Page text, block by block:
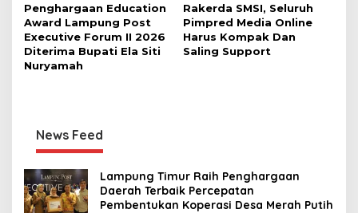
Penghargaan Education
Award Lampung Post
Executive Forum II 2026
Diterima Bupati Ela Siti
Nuryamah
Rakerda SMSI, Seluruh
Pimpred Media Online
Harus Kompak Dan
Saling Support
News Feed
Lampung Timur Raih Penghargaan
Daerah Terbaik Percepatan
Pembentukan Koperasi Desa Merah Putih